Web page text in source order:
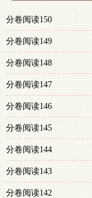
分卷阅读150
分卷阅读149
分卷阅读148
分卷阅读147
分卷阅读146
分卷阅读145
分卷阅读144
分卷阅读143
分卷阅读142